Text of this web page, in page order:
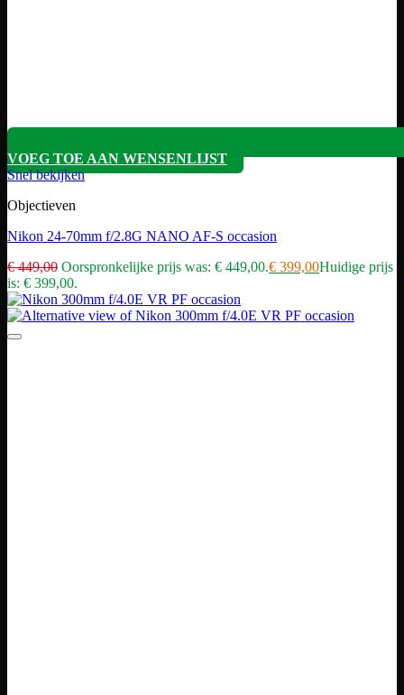
VOEG TOE AAN WENSENLIJST
Snel bekijken
Objectieven
Nikon 24-70mm f/2.8G NANO AF-S occasion
€449,00 Oorspronkelijke prijs was: € 449,00.€ 399,00Huidige prijs
is: € 399,00.